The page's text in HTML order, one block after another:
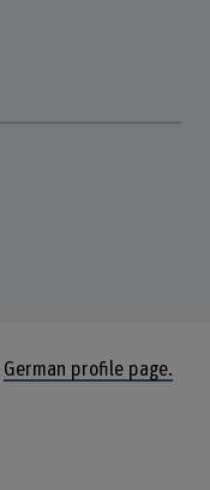
German profile page.